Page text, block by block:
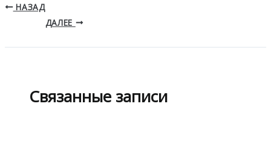
НАЗАД
ДАЛЕЕ
Связанные записи